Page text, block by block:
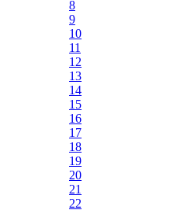
8
9
10
11
12
13
14
15
16
17
18
19
20
21
22